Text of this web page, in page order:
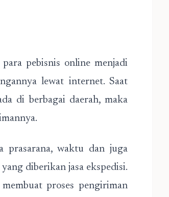
pebisnis online menjadi
lewat internet. Saat
di berbagai daerah, maka
prasarana, waktu dan juga
diberikan jasa ekspedisi.
proses pengiriman